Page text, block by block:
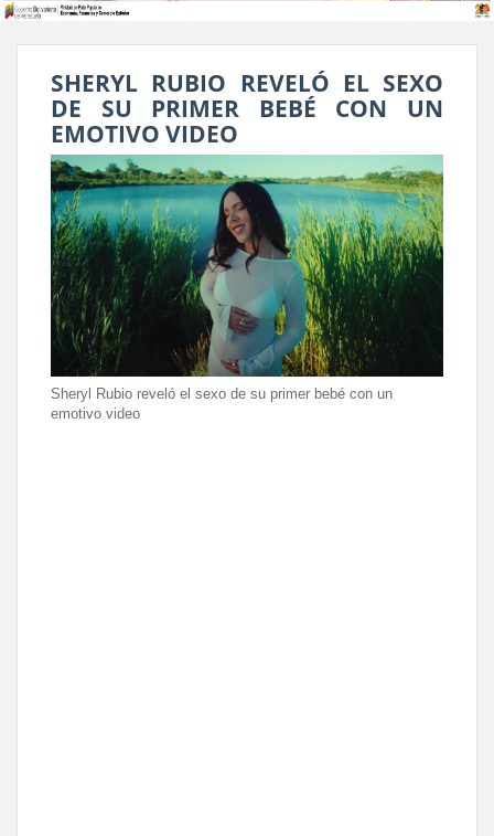
SHERYL RUBIO REVELÓ EL SEXO
DE SU PRIMER BEBÉ CON UN
EMOTIVO VIDEO
Sheryl Rubio reveló el sexo de su primer bebé con un
emotivo video